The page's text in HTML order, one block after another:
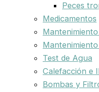
Peces
Medicamentos
Test de Agua
Calefacción e
Bombas y